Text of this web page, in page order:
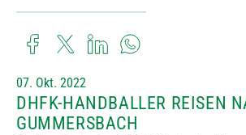
07. Okt. 2022
DHFK-HANDBALLER REISEN
GUMMERSBACH